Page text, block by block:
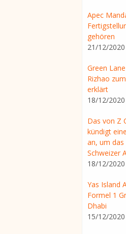
Apec
gehören
21/12/
Green
Rizhao
erklärt
18/12/2020
Das von Z
kündigt
an, um
Schweizer
18/12/
Yas Island
Formel 1
Dhabi
15/12/